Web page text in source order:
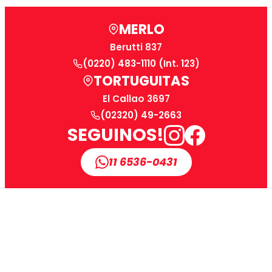
MERLO
Berutti 837
(0220) 483-1110 (Int. 123)
TORTUGUITAS
El Callao 3697
(02320) 49-2663
SEGUINOS!
11 6536-0431